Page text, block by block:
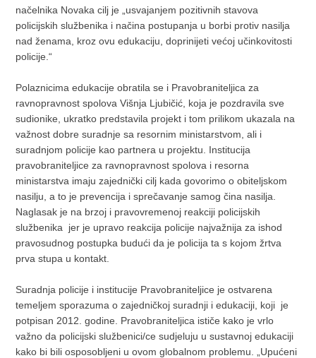
načelnika Novaka cilj je „usvajanjem pozitivnih stavova
policijskih službenika i načina postupanja u borbi protiv nasilja
nad ženama, kroz ovu edukaciju, doprinijeti većoj učinkovitosti
policije.“
Polaznicima edukacije obratila se i Pravobraniteljica za
ravnopravnost spolova Višnja Ljubičić, koja je pozdravila sve
sudionike, ukratko predstavila projekt i tom prilikom ukazala na
važnost dobre suradnje sa resornim ministarstvom, ali i
suradnjom policije kao partnera u projektu. Institucija
pravobraniteljice za ravnopravnost spolova i resorna
ministarstva imaju zajednički cilj kada govorimo o obiteljskom
nasilju, a to je prevencija i sprečavanje samog čina nasilja.
Naglasak je na brzoj i pravovremenoj reakciji policijskih
službenika jer je upravo reakcija policije najvažnija za ishod
pravosudnog postupka budući da je policija ta s kojom žrtva
prva stupa u kontakt.
Suradnja policije i institucije Pravobraniteljice je ostvarena
temeljem sporazuma o zajedničkoj suradnji i edukaciji, koji je
potpisan 2012. godine. Pravobraniteljica ističe kako je vrlo
važno da policijski službenici/ce sudjeluju u sustavnoj edukaciji
kako bi bili osposobljeni u ovom globalnom problemu. „Upućeni